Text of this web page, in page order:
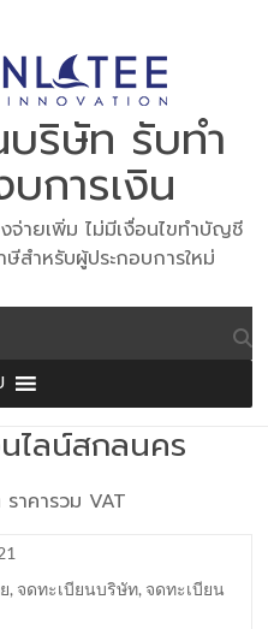
บริษัท รับทำ
การเงิน
ายเพิ่ม ไม่มีเงื่อนไขทำบัญชี
ำหรับผู้ประกอบการใหม่
ไลน์สกลนคร
าคารวม VAT
, จดทะเบียนบริษัท, จดทะเบียน